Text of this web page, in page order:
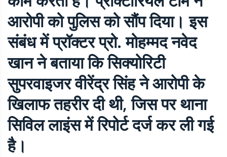
आरोपी को पुलिस को सौंप दिया। इस
संबंध में प्रॉक्टर प्रो. मोहम्मद नवेद
खान ने बताया कि सिक्योरिटी
सुपरवाइजर वीरेंद्र सिंह ने आरोपी के
खिलाफ तहरीर दी थी, जिस पर थाना
सिविल लाइंस में रिपोर्ट दर्ज कर ली गई
है।